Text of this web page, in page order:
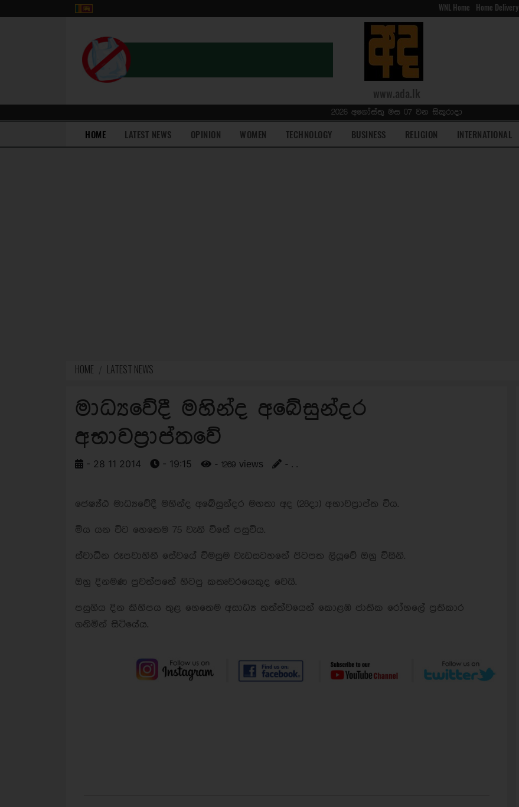
WNL Home Home Delivery
www.ada.lk
2026 අගෝස්තු මස 07 වන සිකුරාදා
HOME(current)LATEST NEWS OPINION WOMEN TECHNOLOGY BUSINESS RELIGION INTERNATIONAL
HOME LATEST NEWS
මාධ්‍යවේදී මහින්ද අබේසුන්දර
අභාවප්‍රාප්තවේ
- 28 11 2014 - 19:15 - 1269 views - . .
ජෙෂ්‍ය්ඨ මාධ්‍යවේදී මහින්ද අබේසුන්දර මහතා අද (28දා) අභාවප්‍රාප්ත විය.
මිය යන විට හෙතෙම 75 වැනි විසේ පසුවිය.
ස්වාධීන රූපවාහිනී සේවයේ විමසුම වැඩසටහනේ පිටපත ලියූවේ ඔහු විසිනි.
ඔහු දිනමණ පුවත්පතේ හිටපු කතෘවරයෙකුද වෙයි.
පසුගිය දින කිහිපය තුළ හෙතෙම අසාධ්‍ය තත්ත්වයෙන් කොළඹ ජාතික රෝහලේ ප්‍රතිකාර
ගනිමින් සිටියේය.